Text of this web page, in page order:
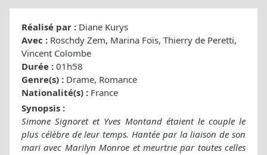
Réalisé par : Diane Kurys
Avec : Roschdy Zem, Marina Foïs, Thierry de Peretti,
Vincent Colombe
Durée : 01h58
Genre(s) : Drame, Romance
Nationalité(s) : France
Synopsis :
Simone Signoret et Yves Montand étaient le couple le
plus célèbre de leur temps. Hantée par la liaison de son
mari avec Marilyn Monroe et meurtrie par toutes celles